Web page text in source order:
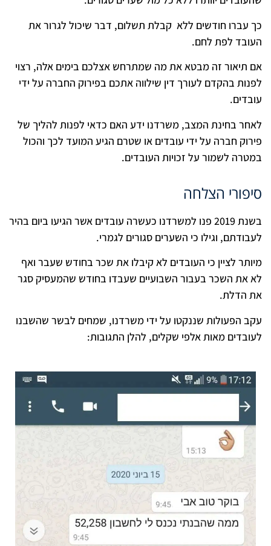
כך עברו חודשים ללא קבלת תשלום, דבר שיכול לגרור את
העובד לפת לחם.
אם תיאור זה מבטא את מה שמתרחש אצלכם בימים אלה, רצוי
לפנות בהקדם לעורך דין שילווה אתכם בפירוק החברה על ידי
עובדים.
לאחר בחינת המצב, משרדנו ידע האם כדאי לפנות להליך של
פירוק חברה על ידי עובדים או שטרם הגיע המועד לכך והכול
במטרה לשמור על זכויות העובדים.
סיפורי הצלחה
בשנת 2019 פנו למשרדנו כעשרה עובדים אשר הגיעו ביום בהיר
לעבודתם, וגילו כי השערים סגורים לגמרי.
מיותר לציין כי העובדים לא קיבלו את שכר בחודש שעבר ואף
לא את השכר בעבור השבועיים שעבדו בחודש שהמעסיק סגר
את הדלת.
עקב הפעולות שננקטו על ידי משרדנו, שמחים לבשר שהשבנו
לעובדים מאות אלפי שקלים, להלן התגובות: